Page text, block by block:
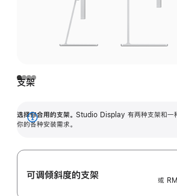
支架
选择你合用的支架。 Studio Display 有两种支架和一
你的各种安装需求。
展
可调倾斜度的支架
或